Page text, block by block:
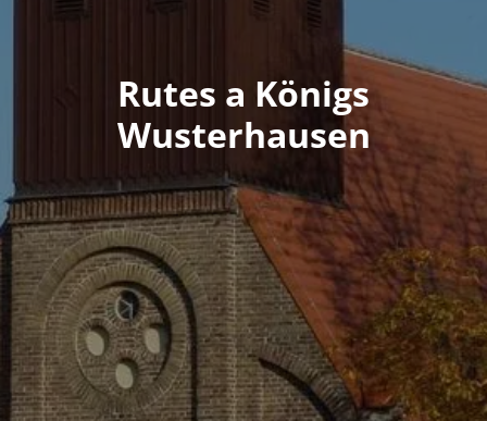
Rutes a Königs
Wusterhausen